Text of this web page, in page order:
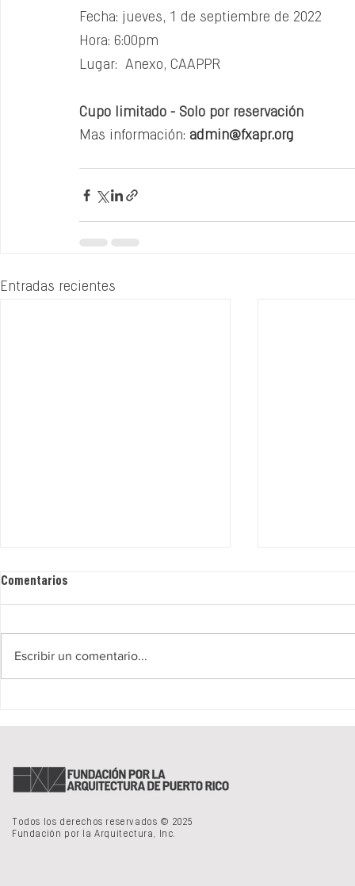
Fecha: jueves, 1 de septiembre de 2022
Hora: 6:00pm
Lugar:  Anexo, CAAPPR
Cupo limitado - Solo por reservación
Mas información: admin@fxapr.org
Entradas recientes
Comentarios
Escribir un comentario...
Todos los derechos reservados © 2025
Fundación por la Arquitectura, Inc.